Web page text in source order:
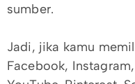
sumber.
Jadi, jika kamu
Facebook,